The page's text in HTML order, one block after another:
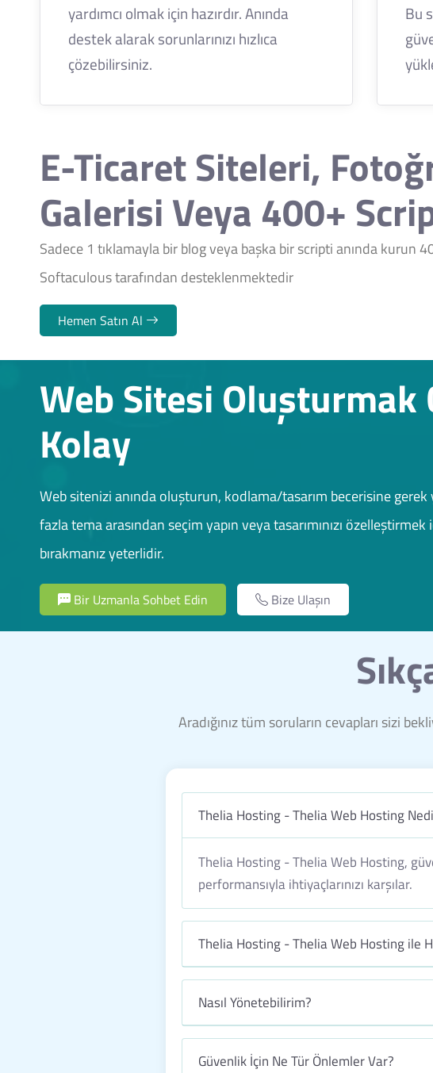
yardımcı olmak için hazırdır. Anında
destek alarak sorunlarınızı hızlıca
çözebilirsiniz.
Bu
E-Ticaret Siteleri,
Galerisi Veya 400+
Sadece 1 tıklamayla bir blog veya başka bir scripti anında kurun
Softaculous tarafından desteklenmektedir
Hemen Satın Al
Web Sitesi Oluşturmak
Kolay
Web sitenizi anında oluşturun, kodlama/tasarım becerisine
fazla tema arasından seçim yapın veya tasarımınızı
bırakmanız yeterlidir.
Bir Uzmanla Sohbet Edin Bize Ulaşın
Aradığınız tüm soruların cevapları sizi
Thelia Hosting - Thelia Web Hosting
Thelia Hosting - Thelia Web Hosting,
performansıyla ihtiyaçlarınızı karşılar.
Thelia Hosting - Thelia Web Hosting ile
Nasıl Yönetebilirim?
Güvenlik İçin Ne Tür Önlemler Var?